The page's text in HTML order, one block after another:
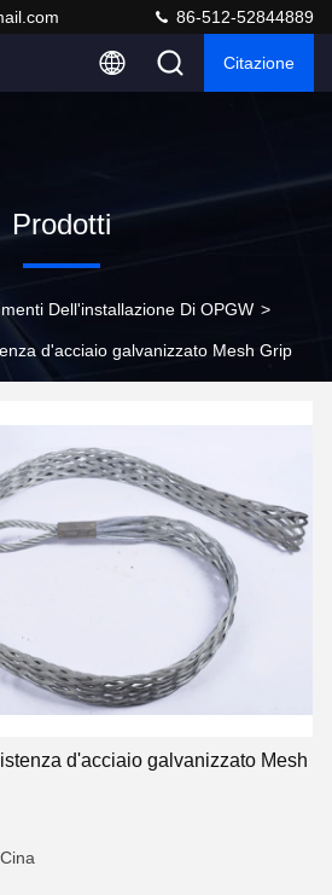
86-512-52844889
Citazione
Prodotti
Dell'installazione Di OPGW >
d'acciaio galvanizzato Mesh Grip
d'acciaio galvanizzato Mesh